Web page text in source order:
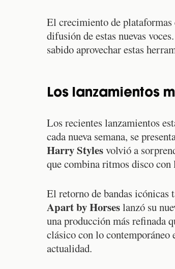
El crecimiento de
difusión de estas nuevas
sabido aprovechar estas
Los lanzamientos
Los recientes lanzamientos
cada nueva semana, se
Harry Stylesvolvió a
que combina ritmos disco
El retorno de bandas icónicas
Apart by Horseslanzó su
una producción más refinada
clásico con lo contemporáneo
actualidad.